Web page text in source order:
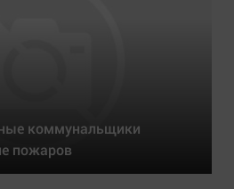
коммунальщики
пожаров